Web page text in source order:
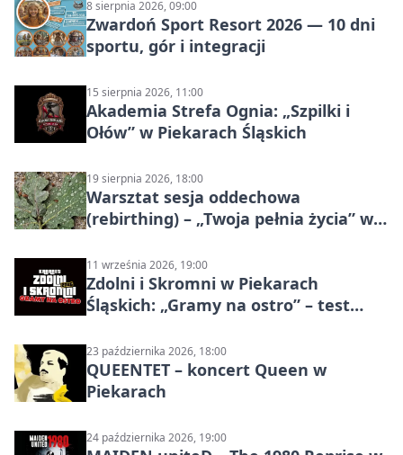
8 sierpnia 2026, 09:00
Zwardoń Sport Resort 2026 — 10 dni
sportu, gór i integracji
15 sierpnia 2026, 11:00
Akademia Strefa Ognia: „Szpilki i
Ołów” w Piekarach Śląskich
19 sierpnia 2026, 18:00
Warsztat sesja oddechowa
(rebirthing) – „Twoja pełnia życia” w
11 września 2026, 19:00
Zdolni i Skromni w Piekarach
Śląskich: „Gramy na ostro” – test
23 października 2026, 18:00
QUEENTET – koncert Queen w
Piekarach
24 października 2026, 19:00